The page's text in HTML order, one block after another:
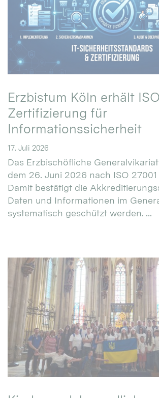
Erzbistum Köln erhält
Zertifizierung für
Informationssicherheit
17. Juli 2026
Das Erzbischöfliche
dem 26. Juni 2026 nach ISO
Damit bestätigt die
Daten und Informationen im
systematisch geschützt werden. ...